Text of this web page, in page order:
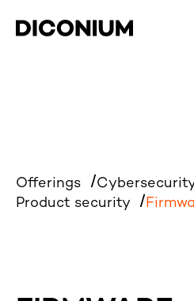
Offerings
Product security